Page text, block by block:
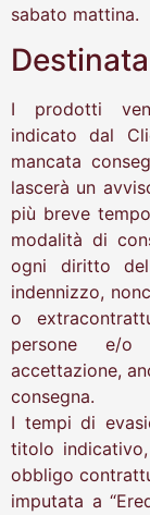
sabato mattina.
I prodotti
indicato dal
mancata
lascerà un
più breve
modalità di
ogni diritto
indennizzo,
o
persone e/o
accettazione,
consegna.
I tempi di
titolo
obbligo
imputata a